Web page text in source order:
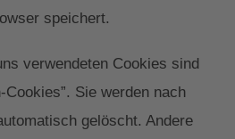
speichert.
verwendeten Cookies sind
Cookies”. Sie werden nach
gelöscht. Andere